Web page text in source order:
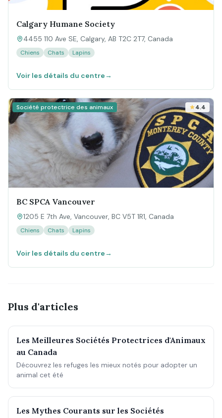
Calgary Humane Society
4455 110 Ave SE, Calgary, AB T2C 2T7, Canada
Chiens Chats Lapins
Voir les détails du centre→
Société protectrice des animaux 4.4
BC SPCA Vancouver
1205 E 7th Ave, Vancouver, BC V5T 1R1, Canada
Chiens Chats Lapins
Voir les détails du centre→
Plus d'articles
Les Meilleures Sociétés Protectrices d'Animaux
au Canada
Découvrez les refuges les mieux notés pour adopter un
animal cet été
Les Mythes Courants sur les Sociétés